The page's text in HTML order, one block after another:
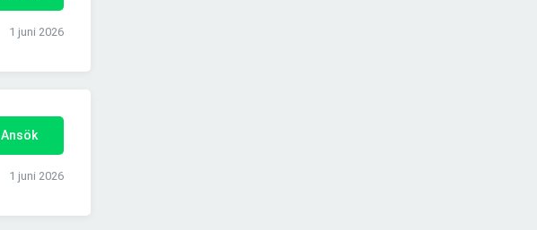
1 juni 2026
Ansök
1 juni 2026